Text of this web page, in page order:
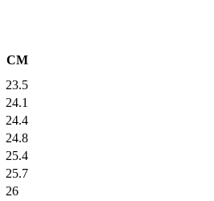
CM
23.5
24.1
24.4
24.8
25.4
25.7
26